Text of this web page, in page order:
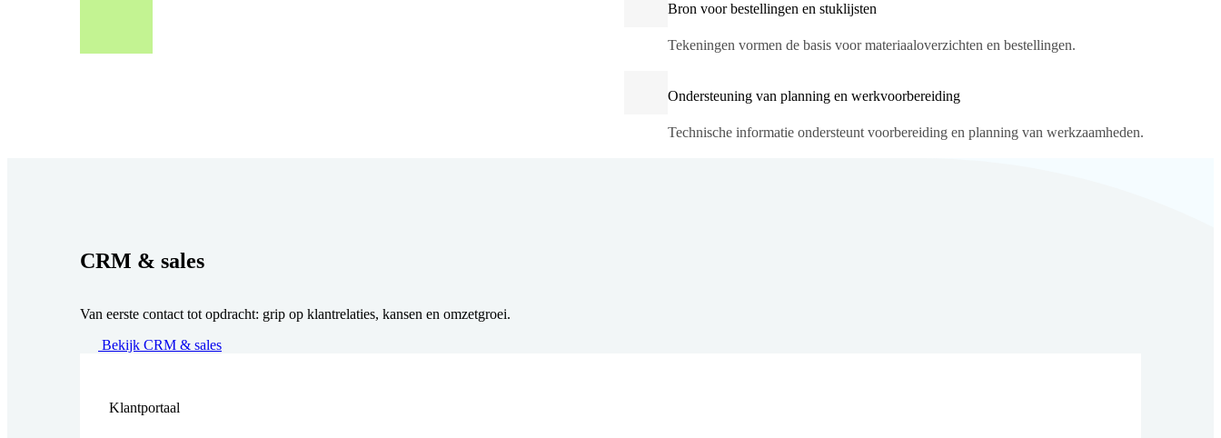
Bron voor bestellingen en stuklijsten
Tekeningen vormen de basis voor materiaaloverzichten en bestellingen.
Ondersteuning van planning en werkvoorbereiding
Technische informatie ondersteunt voorbereiding en planning van werkzaamheden.
CRM & sales
Van eerste contact tot opdracht: grip op klantrelaties, kansen en omzetgroei.
Bekijk CRM & sales
Klantportaal